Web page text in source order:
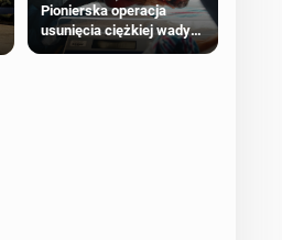
Pionierska operacja
usunięcia ciężkiej wady
wrodzonej płodu w łonie